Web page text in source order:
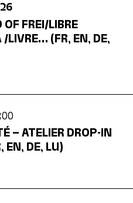
FREI/LIBRE
/LIVRE… (FR, EN, DE,
– ATELIER DROP-IN
EN, DE, LU)